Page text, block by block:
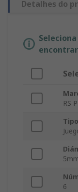
Detalhes do
RS
6